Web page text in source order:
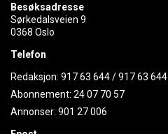
Besøksadresse
Sørkedalsveien 9
0368 Oslo
Telefon
Redaksjon: 917 63 644/917 63 644
Abonnement: 24 07 70 57
Annonser: 901 27 006